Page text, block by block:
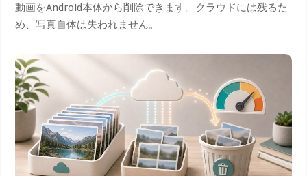
動画をAndroid本体から削除できます。クラウドには残るた
め、写真自体は失われません。